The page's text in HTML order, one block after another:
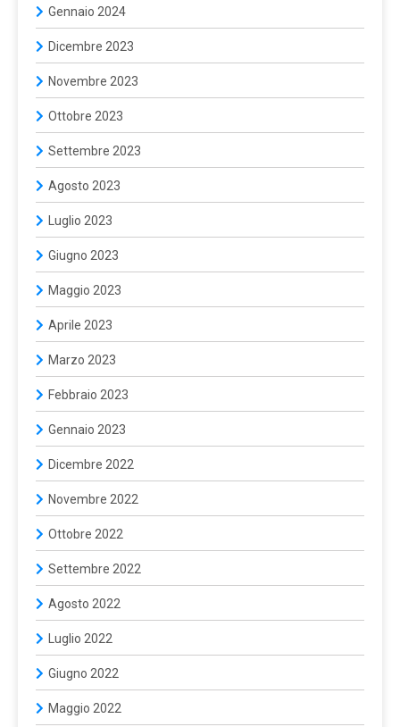
Gennaio 2024
Dicembre 2023
Novembre 2023
Ottobre 2023
Settembre 2023
Agosto 2023
Luglio 2023
Giugno 2023
Maggio 2023
Aprile 2023
Marzo 2023
Febbraio 2023
Gennaio 2023
Dicembre 2022
Novembre 2022
Ottobre 2022
Settembre 2022
Agosto 2022
Luglio 2022
Giugno 2022
Maggio 2022